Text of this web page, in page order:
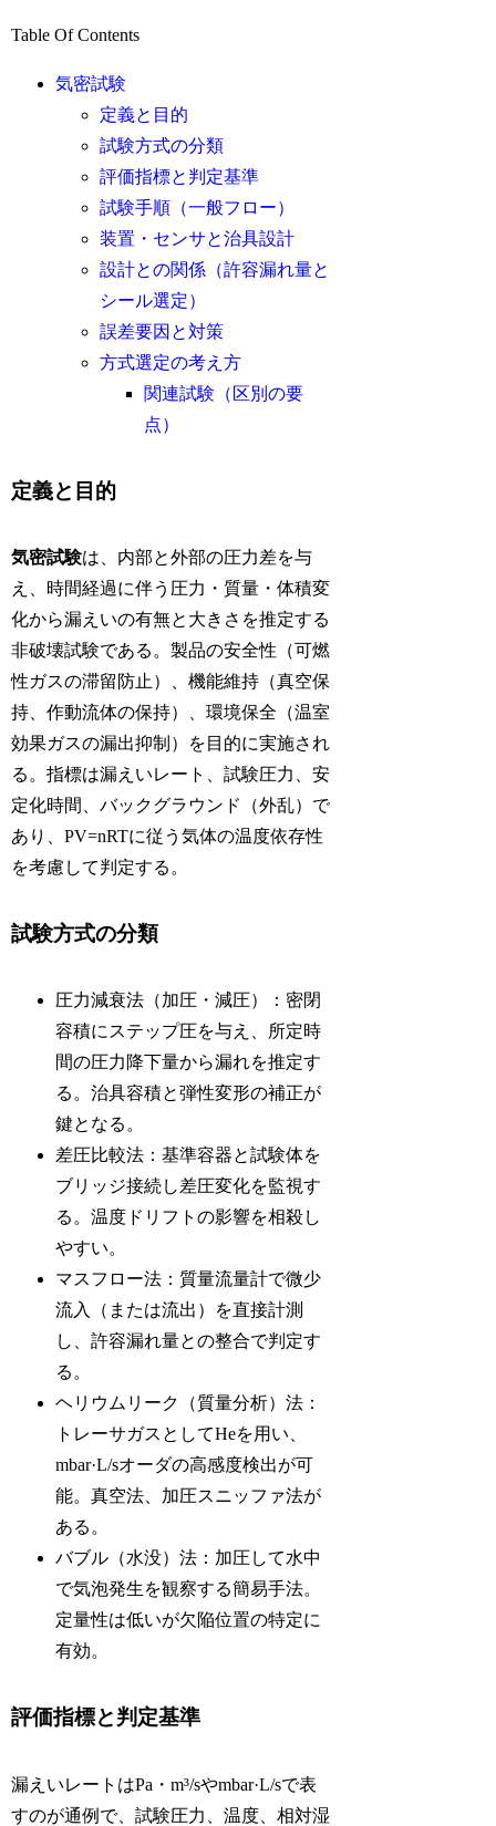
Table Of Contents
気密試験
定義と目的
試験方式の分類
評価指標と判定基準
試験手順（一般フロー）
装置・センサと治具設計
設計との関係（許容漏れ量と
シール選定）
誤差要因と対策
方式選定の考え方
関連試験（区別の要
点）
定義と目的
気密試験は、内部と外部の圧力差を与
え、時間経過に伴う圧力・質量・体積変
化から漏えいの有無と大きさを推定する
非破壊試験である。製品の安全性（可燃
性ガスの滞留防止）、機能維持（真空保
持、作動流体の保持）、環境保全（温室
効果ガスの漏出抑制）を目的に実施され
る。指標は漏えいレート、試験圧力、安
定化時間、バックグラウンド（外乱）で
あり、PV=nRTに従う気体の温度依存性
を考慮して判定する。
試験方式の分類
圧力減衰法（加圧・減圧）：密閉
容積にステップ圧を与え、所定時
間の圧力降下量から漏れを推定す
る。治具容積と弾性変形の補正が
鍵となる。
差圧比較法：基準容器と試験体を
ブリッジ接続し差圧変化を監視す
る。温度ドリフトの影響を相殺し
やすい。
マスフロー法：質量流量計で微少
流入（または流出）を直接計測
し、許容漏れ量との整合で判定す
る。
ヘリウムリーク（質量分析）法：
トレーサガスとしてHeを用い、
mbar·L/sオーダの高感度検出が可
能。真空法、加圧スニッファ法が
ある。
バブル（水没）法：加圧して水中
で気泡発生を観察する簡易手法。
定量性は低いが欠陥位置の特定に
有効。
評価指標と判定基準
漏えいレートはPa・m³/sやmbar·L/sで表
すのが通例で、試験圧力、温度、相対湿